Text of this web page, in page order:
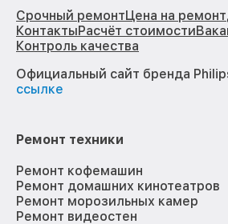
Срочный ремонтЦена на ремонт
КонтактыРасчёт стоимости
Контроль качества
Официальный сайт бренда
ссылке
Ремонт техники
Ремонт кофемашин
Ремонт домашних кинотеатров
Ремонт морозильных камер
Ремонт видеостен